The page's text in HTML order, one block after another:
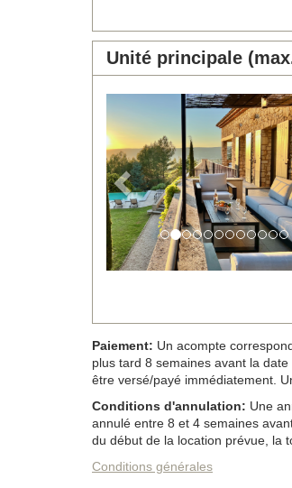
Unité principale
Previous
Paiement: Un acompte
plus tard 8 semaines avant la
être versé/payé immédiatement.
Conditions d'annulation: Une
annulé entre 8 et 4 semaines
du début de la location prévue, la
Conditions générales